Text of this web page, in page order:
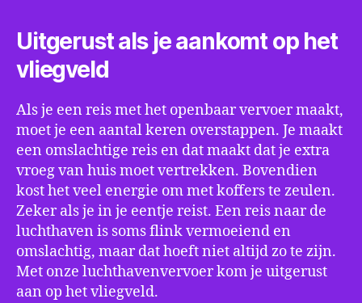
Uitgerust als je aankomt op het
vliegveld
Als je een reis met het openbaar vervoer maakt,
moet je een aantal keren overstappen. Je maakt
een omslachtige reis en dat maakt dat je extra
vroeg van huis moet vertrekken. Bovendien
kost het veel energie om met koffers te zeulen.
Zeker als je in je eentje reist. Een reis naar de
luchthaven is soms flink vermoeiend en
omslachtig, maar dat hoeft niet altijd zo te zijn.
Met onze luchthavenvervoer kom je uitgerust
aan op het vliegveld.